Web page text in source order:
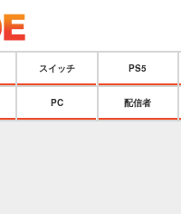
スイッチ PS5
PC 配信者